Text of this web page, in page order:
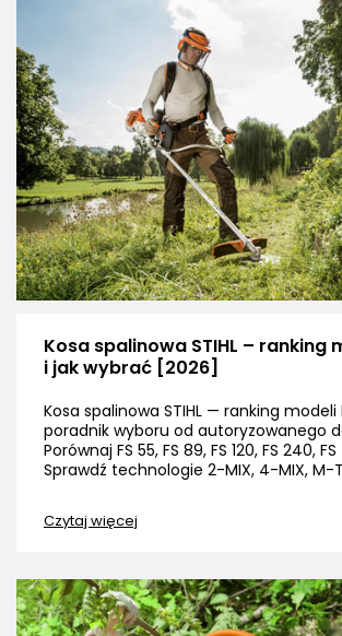
Kosa spalinowa STIHL – ranking
i jak wybrać [2026]
Kosa spalinowa STIHL — ranking modeli
poradnik wyboru od autoryzowanego
Porównaj FS 55, FS 89, FS 120, FS 240,
Sprawdź technologie 2-MIX, 4-MIX, M-
Czytaj więcej